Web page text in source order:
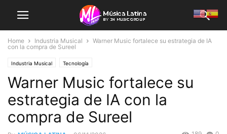
Home Industria Musical
Warner Music fortalece su estrategia de IA
con la compra de Sureel
Industria Musical Tecnología
Warner Music fortalece su
estrategia de IA con la
compra de Sureel